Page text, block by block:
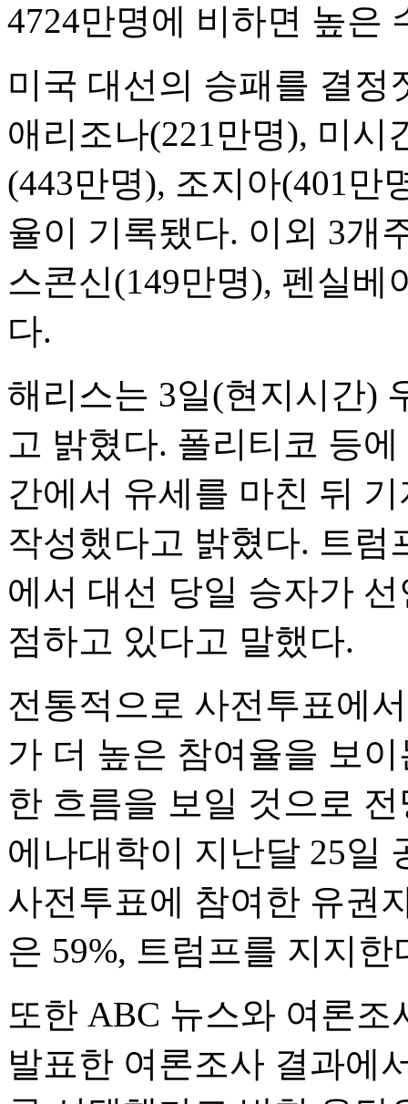
4724만명에 비하면 높은
미국 대선의 승패를 결정
애리조나(221만명), 미시
(443만명), 조지아(401만
율이 기록됐다. 이외 3개
스콘신(149만명), 펜실베
다.
해리스는 3일(현지시간)
고 밝혔다. 폴리티코 등
간에서 유세를 마친 뒤
작성했다고 밝혔다. 트럼
에서 대선 당일 승자가
점하고 있다고 말했다.
전통적으로 사전투표에
가 더 높은 참여율을 보
한 흐름을 보일 것으로
에나대학이 지난달 25일
사전투표에 참여한 유권
은 59%, 트럼프를 지지
또한 ABC 뉴스와 여론
발표한 여론조사 결과에